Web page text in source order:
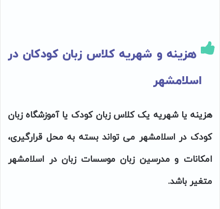
هزینه و شهریه کلاس زبان کودکان در
اسلامشهر
هزینه یا شهریه یک کلاس زبان کودک یا آموزشگاه زبان
کودک در اسلامشهر می تواند بسته به محل قرارگیری،
امکانات و مدرسین زبان موسسات زبان در اسلامشهر
متغیر باشد.